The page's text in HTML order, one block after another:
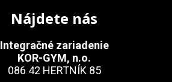
Nájdete nás
Integračné zariadenie
KOR-GYM, n.o.
086 42 HERTNÍK 85